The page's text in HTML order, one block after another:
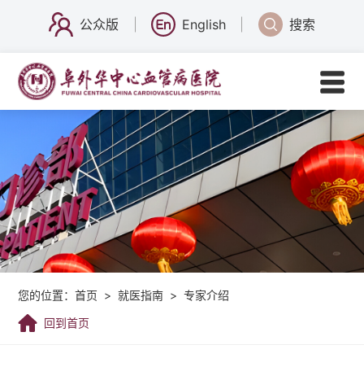
公众版 English 搜索
您的位置：首页 > 就医指南 > 专家介绍
回到首页